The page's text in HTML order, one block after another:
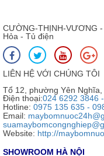
CƯỜNG-THỊNH-VƯƠNG
Hỏa - Tủ điện
LIÊN HỆ VỚI CHÚNG TÔI
Tổ 12, phường Yên
Điện thoại:024 6292 3846
Hotline: 0975 135 635 -
Email:
Website: http://
SHOWROOM HÀ NỘI